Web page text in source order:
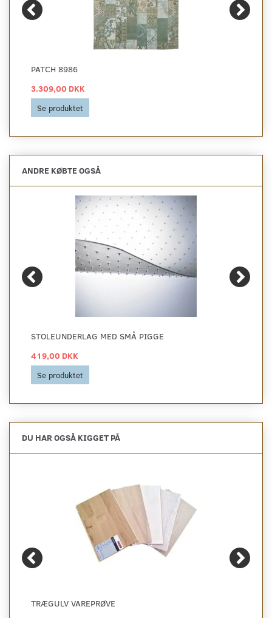
PATCH 8986
3.309,00 DKK
Se produktet
ANDRE KØBTE OGSÅ
STOLEUNDERLAG MED SMÅ PIGGE
419,00 DKK
Se produktet
DU HAR OGSÅ KIGGET PÅ
TRÆGULV VAREPRØVE